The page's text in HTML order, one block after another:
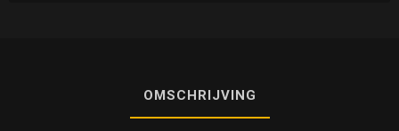
OMSCHRIJVING